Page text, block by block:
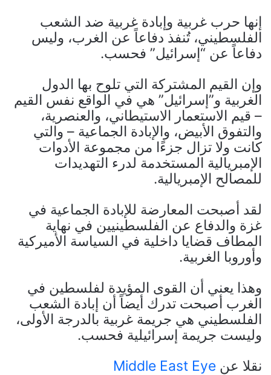
إنها حرب غربية وإبادة غربية ضد الشعب
الفلسطيني، تُنفذ دفاعاً عن الغرب، وليس
دفاعاً عن “إسرائيل” فحسب.
وإن القيم المشتركة التي تلوح بها الدول
الغربية و”إسرائيل” هي في الواقع نفس القيم
– قيم الاستعمار الاستيطاني، والعنصرية،
والتفوق الأبيض، والإبادة الجماعية – والتي
كانت ولا تزال جزءًا من مجموعة الأدوات
الإمبريالية المستخدمة لدرء التهديدات
للمصالح الإمبريالية.
لقد أصبحت المعارضة للإبادة الجماعية في
غزة والدفاع عن الفلسطينيين في نهاية
المطاف قضايا داخلية في السياسة الأميركية
وأوروبا الغربية.
وهذا يعني أن القوى المؤيدة لفلسطين في
الغرب أصبحت تدرك أيضاً أن إبادة الشعب
الفلسطيني هي جريمة غربية بالدرجة الأولى،
وليست جريمة إسرائيلية فحسب.
نقلا عن Middle East Eye